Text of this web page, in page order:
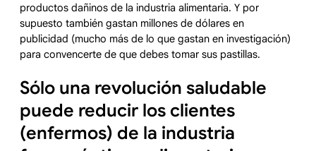
productos dañinos de la industria alimentaria. Y por
supuesto también gastan millones de dólares en
publicidad (mucho más de lo que gastan en investigación)
para convencerte de que debes tomar sus pastillas.
Sólo una revolución saludable
puede reducir los clientes
(enfermos) de la industria